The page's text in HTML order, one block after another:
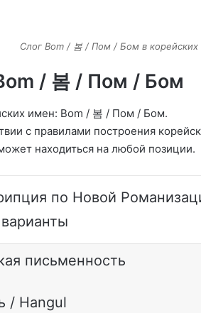
Слог Bom / 봄 / Пом / Бом в корейских
/ 봄 / Пом / Бом
имен: Bom / 봄 / Пом / Бом.
с правилами построения
находиться на любой позиции.
по Новой
письменность
/ Hangul